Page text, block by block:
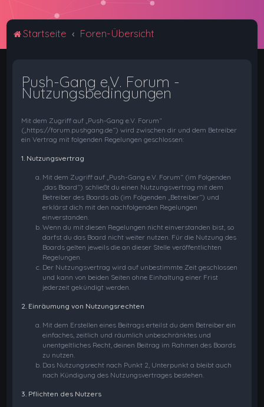
Startseite Foren-Übersicht
Push-Gang e.V. Forum -
Nutzungsbedingungen
Mit dem Zugriff auf „Push-Gang e.V. Forum“
(„https://forum.pushgang.de“) wird zwischen dir und dem Betreiber
ein Vertrag mit folgenden Regelungen geschlossen:
1. Nutzungsvertrag
Mit dem Zugriff auf „Push-Gang e.V. Forum“ (im Folgenden
„das Board“) schließt du einen Nutzungsvertrag mit dem
Betreiber des Boards ab (im Folgenden „Betreiber“) und
erklärst dich mit den nachfolgenden Regelungen
einverstanden.
Wenn du mit diesen Regelungen nicht einverstanden bist, so
darfst du das Board nicht weiter nutzen. Für die Nutzung des
Boards gelten jeweils die an dieser Stelle veröffentlichten
Regelungen.
Der Nutzungsvertrag wird auf unbestimmte Zeit geschlossen
und kann von beiden Seiten ohne Einhaltung einer Frist
jederzeit gekündigt werden.
2. Einräumung von Nutzungsrechten
Mit dem Erstellen eines Beitrags erteilst du dem Betreiber ein
einfaches, zeitlich und räumlich unbeschränktes und
unentgeltliches Recht, deinen Beitrag im Rahmen des Boards
zu nutzen.
Das Nutzungsrecht nach Punkt 2, Unterpunkt a bleibt auch
nach Kündigung des Nutzungsvertrages bestehen.
3. Pflichten des Nutzers